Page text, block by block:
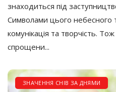
знаходиться під
Символами цього небесного
комунікація та творчість.
спрощени...
ЗНАЧЕННЯ СНІВ ЗА ДНЯМИ